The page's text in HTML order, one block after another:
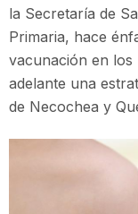
la Secretaría de
Primaria, hace
vacunación en los
adelante una
de Necochea y